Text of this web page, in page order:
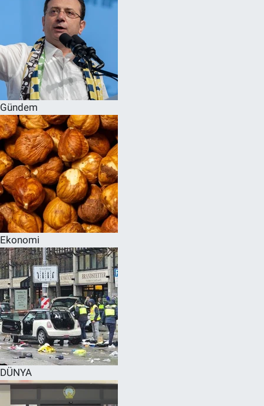
Gündem
Ekonomi
DÜNYA